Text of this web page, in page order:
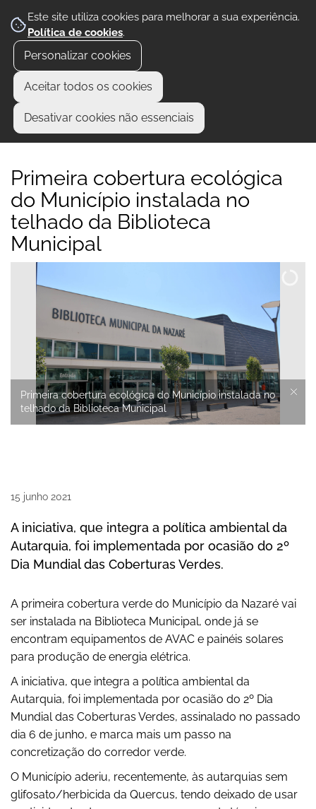
Este site utiliza cookies para melhorar a sua experiência.
Política de cookies.
Personalizar cookies
Aceitar todos os cookies
Desativar cookies não essenciais
Primeira cobertura ecológica
do Município instalada no
telhado da Biblioteca
Municipal
Primeira cobertura ecológica do Município instalada no
telhado da Biblioteca Municipal
15 junho 2021
A iniciativa, que integra a política ambiental da
Autarquia, foi implementada por ocasião do 2º
Dia Mundial das Coberturas Verdes.
A primeira cobertura verde do Município da Nazaré vai
ser instalada na Biblioteca Municipal, onde já se
encontram equipamentos de AVAC e painéis solares
para produção de energia elétrica.
A iniciativa, que integra a política ambiental da
Autarquia, foi implementada por ocasião do 2º Dia
Mundial das Coberturas Verdes, assinalado no passado
dia 6 de junho, e marca mais um passo na
concretização do corredor verde.
O Município aderiu, recentemente, às autarquias sem
glifosato/herbicida da Quercus, tendo deixado de usar